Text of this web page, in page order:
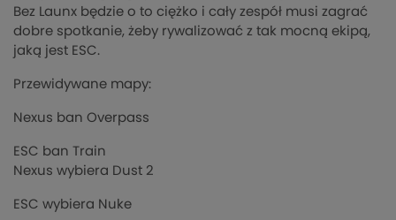
Bez Launx będzie o to ciężko i cały zespół musi zagrać
dobre spotkanie, żeby rywalizować z tak mocną ekipą,
jaką jest ESC.
Przewidywane mapy:
Nexus ban Overpass
ESC ban Train
Nexus wybiera Dust 2
ESC wybiera Nuke